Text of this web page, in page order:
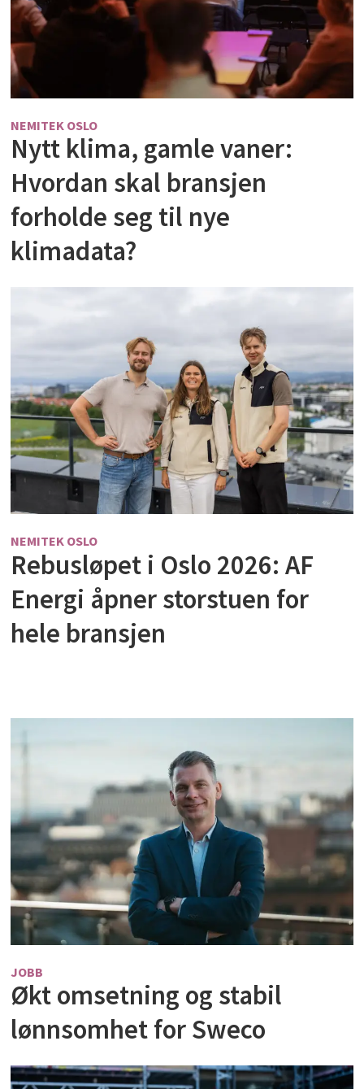
NEMITEK OSLO
Nytt klima, gamle vaner:
Hvordan skal bransjen
forholde seg til nye
klimadata?
NEMITEK OSLO
Rebusløpet i Oslo 2026: AF
Energi åpner storstuen for
hele bransjen
JOBB
Økt omsetning og stabil
lønnsomhet for Sweco